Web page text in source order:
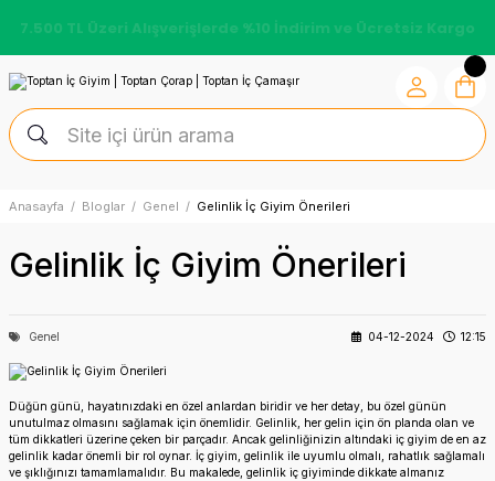
7.500 TL Üzeri Alışverişlerde %10 İndirim ve Ücretsiz Kargo
Anasayfa Bloglar Genel Gelinlik İç Giyim Önerileri
Gelinlik İç Giyim Önerileri
Genel 04-12-2024 12:15
Düğün günü, hayatınızdaki en özel anlardan biridir ve her detay, bu özel günün
unutulmaz olmasını sağlamak için önemlidir. Gelinlik, her gelin için ön planda olan ve
tüm dikkatleri üzerine çeken bir parçadır. Ancak gelinliğinizin altındaki iç giyim de en az
gelinlik kadar önemli bir rol oynar. İç giyim, gelinlik ile uyumlu olmalı, rahatlık sağlamalı
ve şıklığınızı tamamlamalıdır. Bu makalede, gelinlik iç giyiminde dikkate almanız